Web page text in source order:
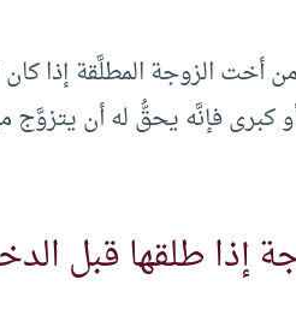
من أخت الزوجة المطلَّقة إذا
أو كبرى فإنَّه يحقُّ له أن
إذا طلقها قبل